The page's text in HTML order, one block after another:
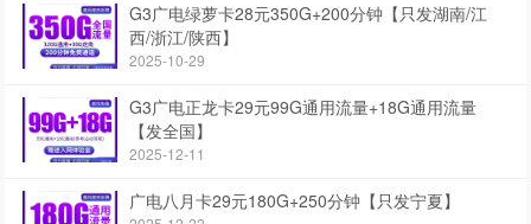
G3广电绿萝卡28元350G+200分钟【只发湖南/江
西/浙江/陕西】
2025-10-29
G3广电正龙卡29元99G通用流量+18G通用流量
【发全国】
2025-12-11
广电八月卡29元180G+250分钟【只发宁夏】